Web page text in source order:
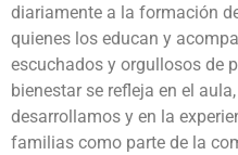
diariamente a la formación
quienes los educan y
escuchados y orgullosos de
bienestar se refleja en el
desarrollamos y en la
familias como parte de la